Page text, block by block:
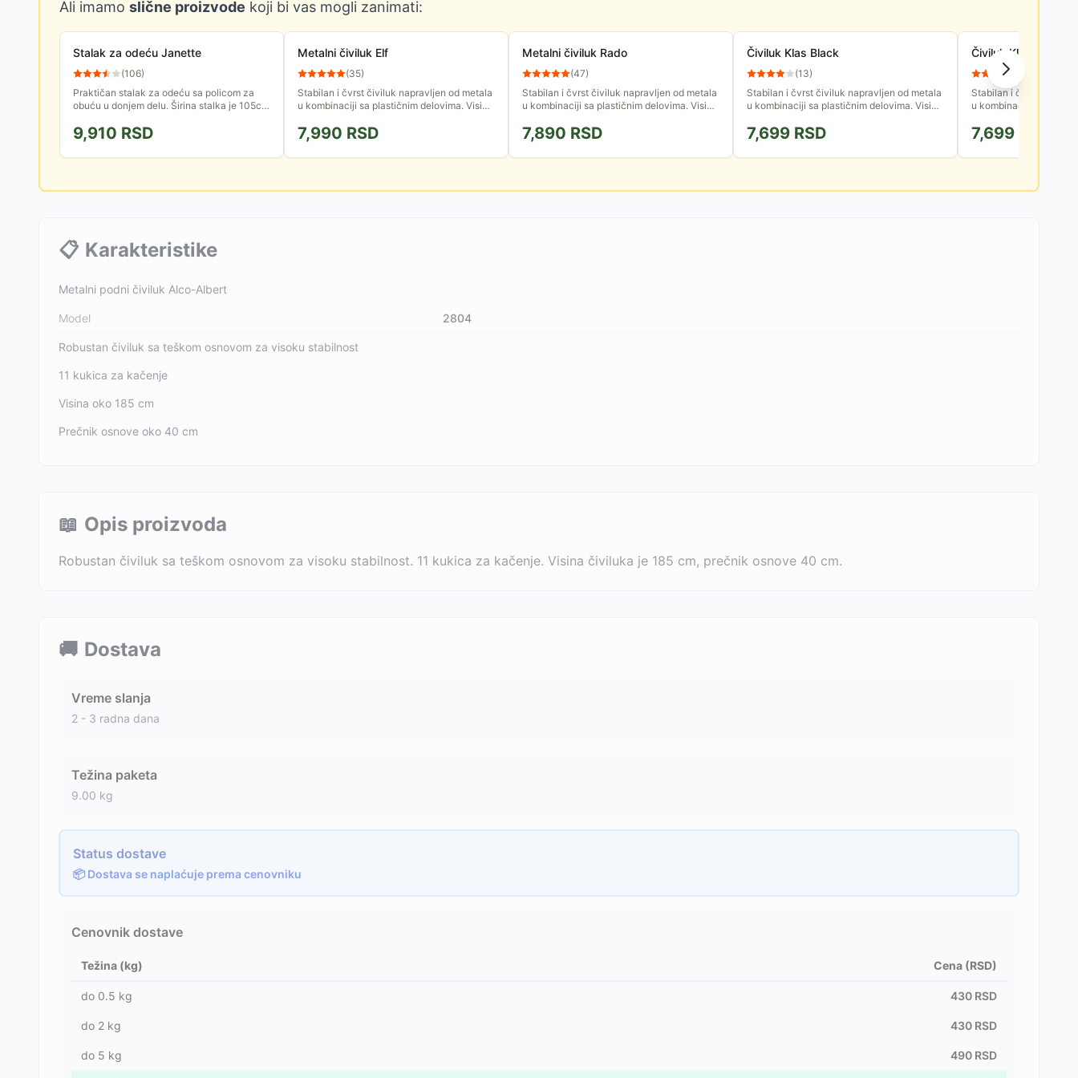
Ali imamo slične proizvode koji bi vas mogli zanimati:
Stalak za odeću Janette
(106)
Praktičan stalak za odeću sa policom za
obuću u donjem delu. Širina stalka je 105cm
masivne borovine.
9,910 RSD
Metalni čiviluk Elf
(35)
Stabilan i čvrst čiviluk napravljen od metala
u kombinaciji sa plastičnim delovima. Visina
kišobrane.
7,990 RSD
Metalni čiviluk Rado
(47)
Stabilan i čvrst čiviluk napravljen od metala
u kombinaciji sa plastičnim delovima. Visina
dolaganje i ceđenje...
7,890 RSD
Čiviluk Klas Black
(13)
Stabilan i čvrst čiviluk napravljen od metala
u kombinaciji sa plastičnim delovima. Visina
odlaganje kišobrana.
7,699 RSD
Čiviluk Klas Alu
11
Stabilan i čvrst čiviluk
u kombinaciji sa
odlaganje kišobrana.
7,699
📋 Karakteristike
Metalni podni čiviluk Alco-Albert
Model 2804
Robustan čiviluk sa teškom osnovom za visoku stabilnost
11 kukica za kačenje
Visina oko 185 cm
Prečnik osnove oko 40 cm
📖 Opis proizvoda
Robustan čiviluk sa teškom osnovom za visoku stabilnost. 11 kukica za kačenje. Visina čiviluka je 185 cm, prečnik osnove 40 cm.
🚚 Dostava
Vreme slanja
2 - 3 radna dana
Težina paketa
9.00 kg
Status dostave
📦 Dostava se naplaćuje prema cenovniku
Cenovnik dostave
Težina (kg) Cena (RSD)
do 0.5 kg 430 RSD
do 2 kg 430 RSD
do 5 kg 490 RSD